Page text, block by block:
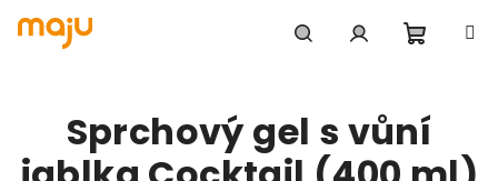
Sprchový gel s vůní